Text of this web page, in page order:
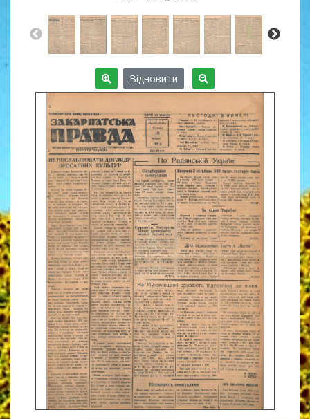
Відновити